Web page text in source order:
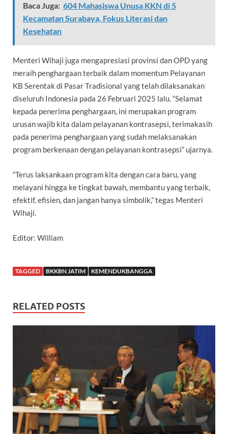
Baca Juga: 604 Mahasiswa Unusa KKN di 5
Kecamatan Surabaya, Fokus Literasi dan
Kesehatan
Menteri Wihaji juga mengapresiasi provinsi dan OPD yang
meraih penghargaan terbaik dalam momentum Pelayanan
KB Serentak di Pasar Tradisional yang telah dilaksanakan
diseluruh Indonesia pada 26 Februari 2025 lalu. “Selamat
kepada penerima penghargaan, ini merupakan program
urusan wajib kita dalam pelayanan kontrasepsi, terimakasih
pada penerima penghargaan yang sudah melaksanakan
program berkenaan dengan pelayanan kontrasepsi” ujarnya.
“Terus laksankaan program kita dengan cara baru, yang
melayani hingga ke tingkat bawah, membantu yang terbaik,
efektif, efisien, dan jangan hanya simbolik,” tegas Menteri
Wihaji.
Editor: William
TAGGED BKKBN JATIM KEMENDUKBANGGA
RELATED POSTS